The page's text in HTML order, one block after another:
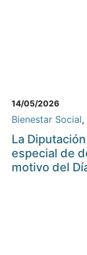
14/05/2026
Bienestar Social,
La
especial de
motivo del